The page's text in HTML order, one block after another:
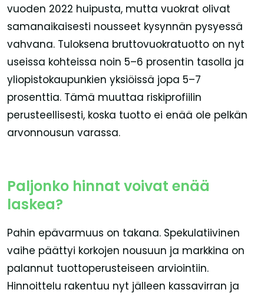
vuoden 2022 huipusta, mutta vuokrat olivat
samanaikaisesti nousseet kysynnän pysyessä
vahvana. Tuloksena bruttovuokratuotto on nyt
useissa kohteissa noin 5–6 prosentin tasolla ja
yliopistokaupunkien yksiöissä jopa 5–7
prosenttia. Tämä muuttaa riskiprofiilin
perusteellisesti, koska tuotto ei enää ole pelkän
arvonnousun varassa.
Paljonko hinnat voivat enää
laskea?
Pahin epävarmuus on takana. Spekulatiivinen
vaihe päättyi korkojen nousuun ja markkina on
palannut tuottoperusteiseen arviointiin.
Hinnoittelu rakentuu nyt jälleen kassavirran ja